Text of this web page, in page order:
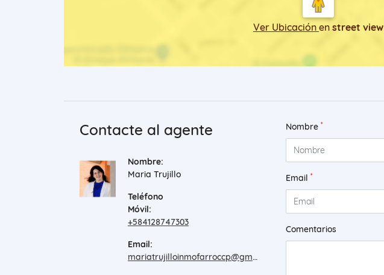
Ver Ubicación en street view
Contacte al agente
Nombre:
Maria Trujillo
Teléfono
Móvil:
+584128747303
Email:
mariatrujilloinmofarroccp@gmail.com
Nombre *
Email *
Comentarios